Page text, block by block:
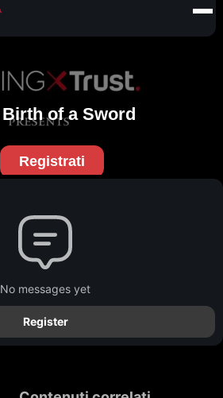
No messages yet
Register